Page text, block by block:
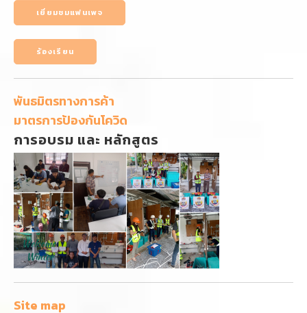
เยี่ยมชมแฟนเพจ
ร้องเรียน
พันธมิตรทางการค้า
มาตรการป้องกันโควิด
การอบรม และ หลักสูตร
Site map